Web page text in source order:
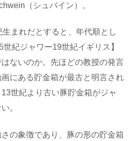
（シュバイン）。
まれだとすると、年代順とし
紀ジャワー19世紀イギリス】
ないのか。先ほどの教授の発言
にある貯金箱が最古と明言され
世紀より古い豚貯金箱がジャ
。
の象徴であり、豚の形の貯金箱